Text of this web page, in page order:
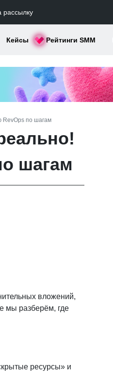
рассылку
Кейсы Рейтинги SMM
RevOps по шагам
шагам
вложений,
мы разберём, где
ресурсы» и